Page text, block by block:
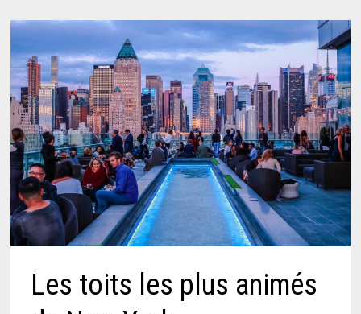
Les toits les plus animés